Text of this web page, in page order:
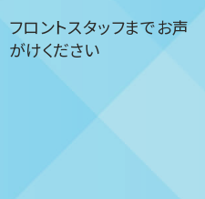
フロントスタッフまでお声
がけください